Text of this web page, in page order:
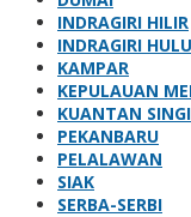
INDRAGIRI HILIR
INDRAGIRI HULU
KAMPAR
KEPULAUAN
KUANTAN
PEKANBARU
PELALAWAN
SIAK
SERBA-SERBI